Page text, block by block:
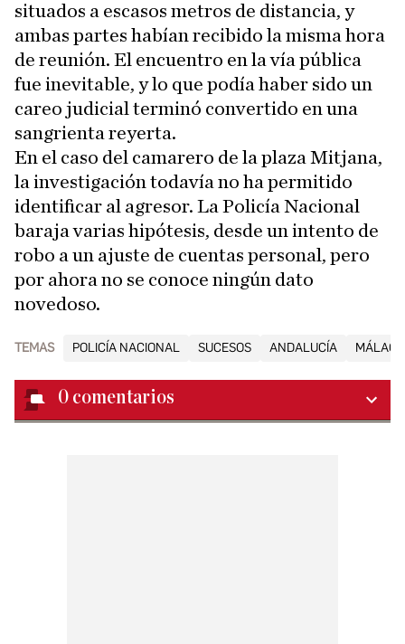
situados a escasos metros de distancia, y
ambas partes habían recibido la misma hora
de reunión. El encuentro en la vía pública
fue inevitable, y lo que podía haber sido un
careo judicial terminó convertido en una
sangrienta reyerta.
En el caso del camarero de la plaza Mitjana,
la investigación todavía no ha permitido
identificar al agresor. La Policía Nacional
baraja varias hipótesis, desde un intento de
robo a un ajuste de cuentas personal, pero
por ahora no se conoce ningún dato
novedoso.
TEMAS POLICÍA NACIONAL SUCESOS ANDALUCÍA
0 comentarios